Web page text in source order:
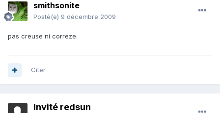
smithsonite
Posté(e) 9 décembre 2009
pas creuse ni correze.
Citer
Invité redsun